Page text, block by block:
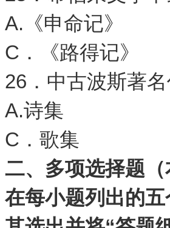
A.《申
C．《路
26．中古波斯著
A.诗
C．歌
二、多项选择题
在每小题列出的